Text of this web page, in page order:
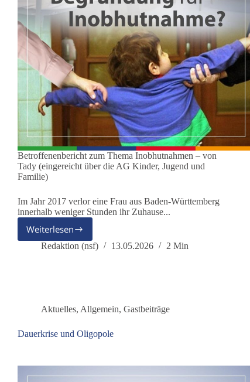
Betroffenenbericht zum Thema Inobhutnahmen – von
Tady (eingereicht über die AG Kinder, Jugend und
Familie)
Im Jahr 2017 verlor eine Frau aus Baden-Württemberg
innerhalb weniger Stunden ihr Zuhause...
Weiterlesen
„Erst
das
das
Kind“:
Geschichte
jahrelangen
Abwärtsspirale
Redaktion (nsf) 13.05.2026 2 Min
Aktuelles, Allgemein, Gastbeiträge
Dauerkrise und Oligopole